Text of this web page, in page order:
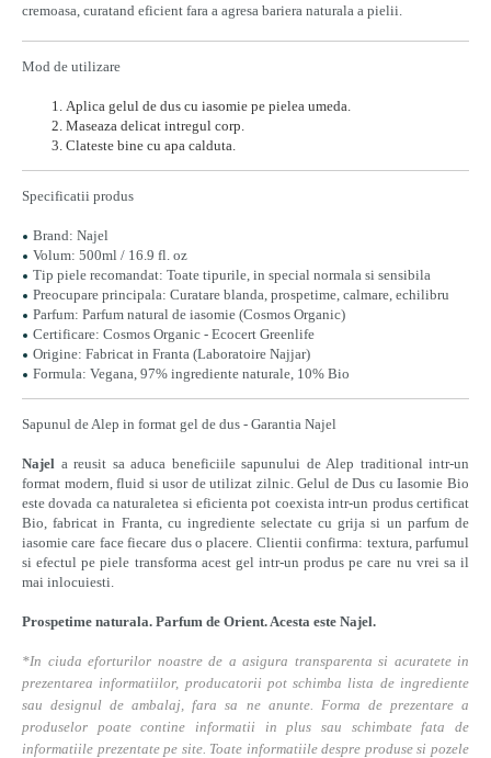
cremoasa, curatand eficient fara a agresa bariera naturala a pielii.
Mod de utilizare
Aplica gelul de dus cu iasomie pe pielea umeda.
Maseaza delicat intregul corp.
Clateste bine cu apa calduta.
Specificatii produs
Brand: Najel
Volum: 500ml / 16.9 fl. oz
Tip piele recomandat: Toate tipurile, in special normala si sensibila
Preocupare principala: Curatare blanda, prospetime, calmare, echilibru
Parfum: Parfum natural de iasomie (Cosmos Organic)
Certificare: Cosmos Organic - Ecocert Greenlife
Origine: Fabricat in Franta (Laboratoire Najjar)
Formula: Vegana, 97% ingrediente naturale, 10% Bio
Sapunul de Alep in format gel de dus - Garantia Najel
Najel a reusit sa aduca beneficiile sapunului de Alep traditional intr-un
format modern, fluid si usor de utilizat zilnic. Gelul de Dus cu Iasomie Bio
este dovada ca naturaletea si eficienta pot coexista intr-un produs certificat
Bio, fabricat in Franta, cu ingrediente selectate cu grija si un parfum de
iasomie care face fiecare dus o placere. Clientii confirma: textura, parfumul
si efectul pe piele transforma acest gel intr-un produs pe care nu vrei sa il
mai inlocuiesti.
Prospetime naturala. Parfum de Orient. Acesta este Najel.
*In ciuda eforturilor noastre de a asigura transparenta si acuratete in
prezentarea informatiilor, producatorii pot schimba lista de ingrediente
sau designul de ambalaj, fara sa ne anunte. Forma de prezentare a
produselor poate contine informatii in plus sau schimbate fata de
informatiile prezentate pe site. Toate informatiile despre produse si pozele